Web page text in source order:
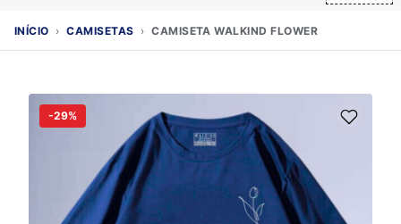
INÍCIO › CAMISETAS › CAMISETA WALKIND FLOWER
-29%